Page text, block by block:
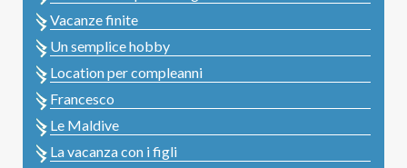
Vacanze finite
Un semplice hobby
Location per compleanni
Francesco
Le Maldive
La vacanza con i figli